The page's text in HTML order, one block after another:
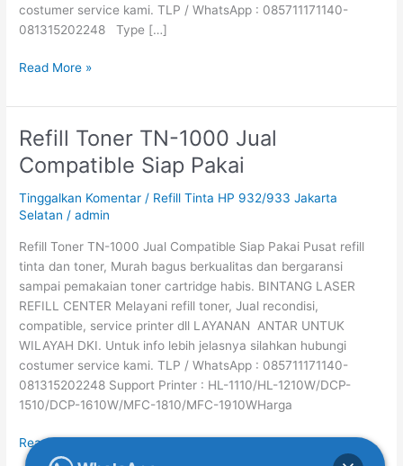
costumer service kami. TLP / WhatsApp : 085711171140-
081315202248 Type […]
Read More »
Refill Toner TN-1000 Jual
Compatible Siap Pakai
Tinggalkan Komentar / Refill Tinta HP 932/933 Jakarta
Selatan /admin
Refill Toner TN-1000 Jual Compatible Siap Pakai Pusat refill
tinta dan toner, Murah bagus berkualitas dan bergaransi
sampai pemakaian toner cartridge habis. BINTANG LASER
REFILL CENTER Melayani refill toner, Jual recondisi,
compatible, service printer dll LAYANAN ANTAR UNTUK
WILAYAH DKI. Untuk info lebih jelasnya silahkan hubungi
costumer service kami. TLP / WhatsApp : 085711171140-
081315202248 Support Printer : HL-1110/HL-1210W/DCP-
1510/DCP-1610W/MFC-1810/MFC-1910WHarga
Refill
Toner
TN-
1000
Jual
Siap
Pakai
Read More »